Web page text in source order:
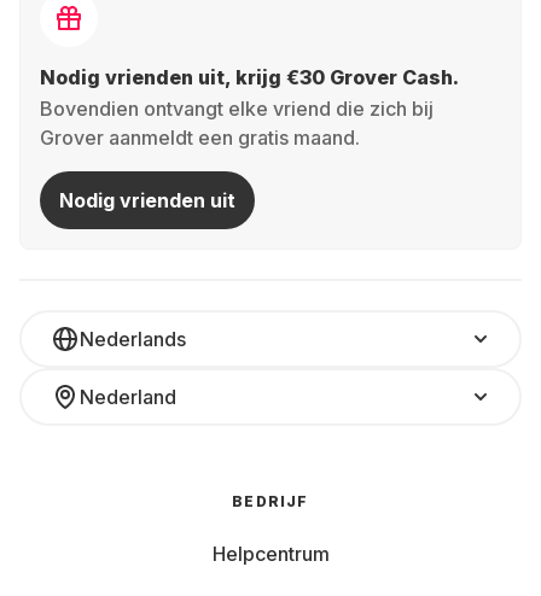
Nodig vrienden uit, krijg €30 Grover Cash.
Bovendien ontvangt elke vriend die zich bij
Grover aanmeldt een gratis maand.
Nodig vrienden uit
Nederlands
Nederland
BEDRIJF
Helpcentrum